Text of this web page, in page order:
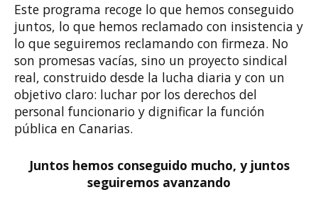
Este programa recoge lo que hemos conseguido
juntos, lo que hemos reclamado con insistencia y
lo que seguiremos reclamando con firmeza. No
son promesas vacías, sino un proyecto sindical
real, construido desde la lucha diaria y con un
objetivo claro: luchar por los derechos del
personal funcionario y dignificar la función
pública en Canarias.
Juntos hemos conseguido mucho, y juntos
seguiremos avanzando